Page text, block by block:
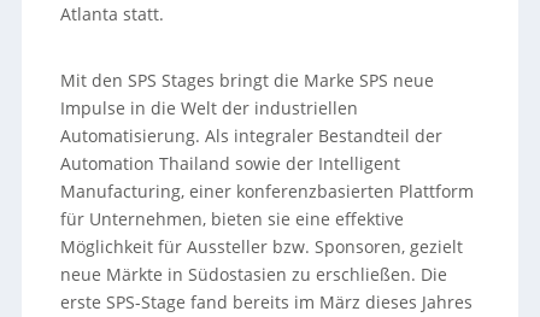
Atlanta statt.
Mit den SPS Stages bringt die Marke SPS neue
Impulse in die Welt der industriellen
Automatisierung. Als integraler Bestandteil der
Automation Thailand sowie der Intelligent
Manufacturing, einer konferenzbasierten Plattform
für Unternehmen, bieten sie eine effektive
Möglichkeit für Aussteller bzw. Sponsoren, gezielt
neue Märkte in Südostasien zu erschließen. Die
erste SPS-Stage fand bereits im März dieses Jahres